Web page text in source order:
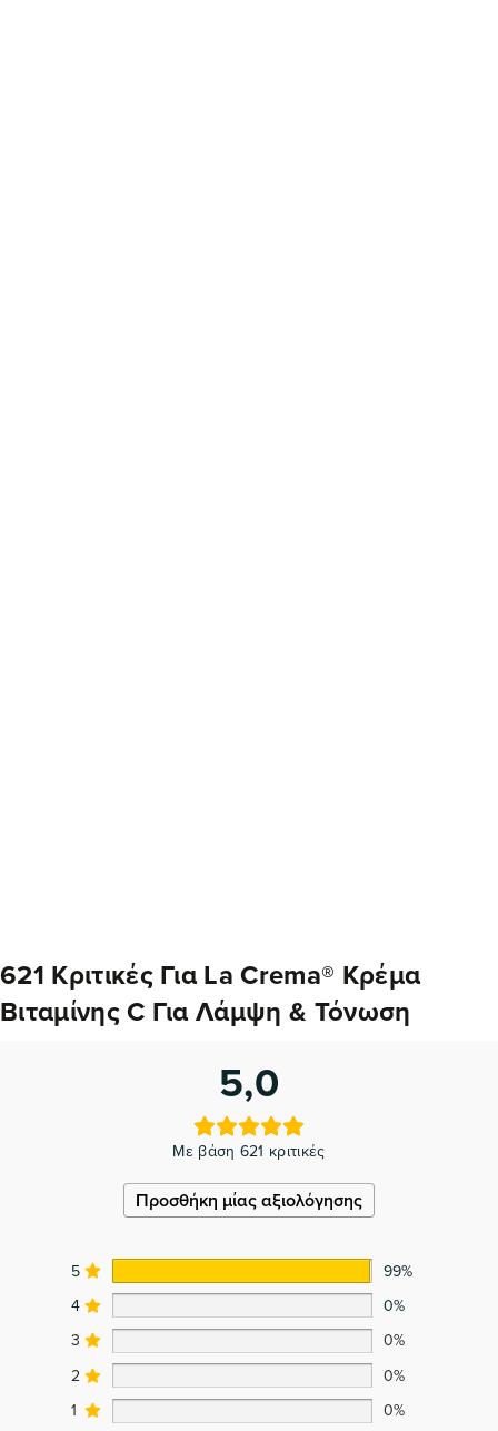
621 Κριτικές ΓιαLa Crema® Κρέμα
Βιταμίνης C Για Λάμψη & Τόνωση
5,0
Με βάση 621 κριτικές
Προσθήκη μίας αξιολόγησης
5
99%
4
0%
3
0%
2
0%
1
0%